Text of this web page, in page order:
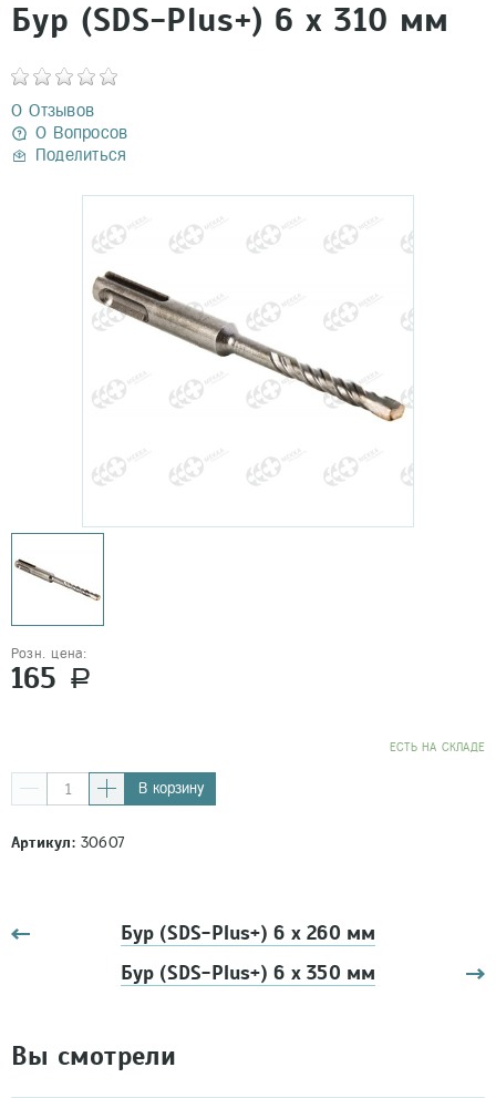
Бур (SDS-Plus+) 6 х 310 мм
0 Отзывов
0 Вопросов
Поделиться
Розн. цена:
165 a
EСТЬ НА СКЛАДЕ
В корзину
Артикул:30607
Бур (SDS-Plus+) 6 х 260 мм
Бур (SDS-Plus+) 6 х 350 мм
Вы смотрели